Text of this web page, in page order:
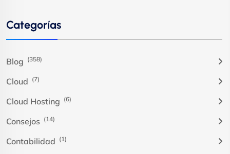
Categorías
Blog (358)
Cloud (7)
Cloud Hosting (6)
Consejos (14)
Contabilidad (1)